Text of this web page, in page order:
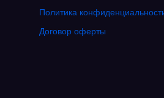
Политика
Договор оферты